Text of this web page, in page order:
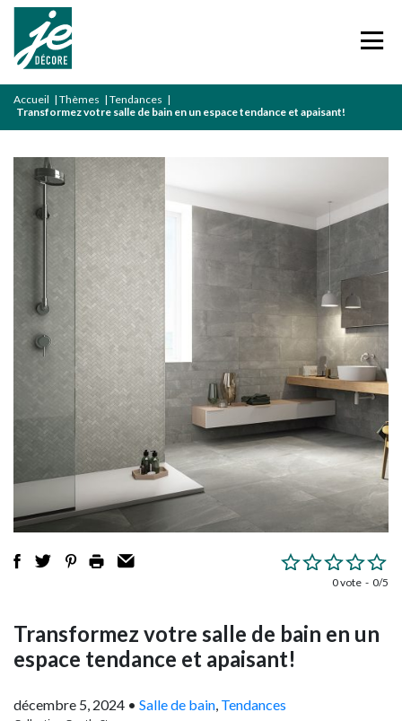
Accueil | Thèmes | Tendances |
Transformez votre salle de bain en un espace tendance et apaisant!
0 vote 0/5
Transformez votre salle de bain en un
espace tendance et apaisant!
décembre 5, 2024 • Salle de bain, Tendances